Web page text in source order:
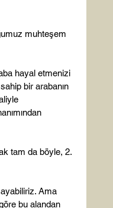
muhteşem
hayal etmenizi
bir arabanın
tam da böyle, 2.
Ama
bu alandan